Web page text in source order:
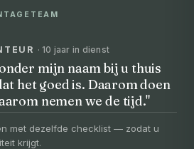
· 10 jaar in dienst
mijn naam bij u thuis
het goed is. Daarom doen
nemen we de tijd."
met dezelfde checklist — zodat u
krijgt.
volledig vernieuwd in